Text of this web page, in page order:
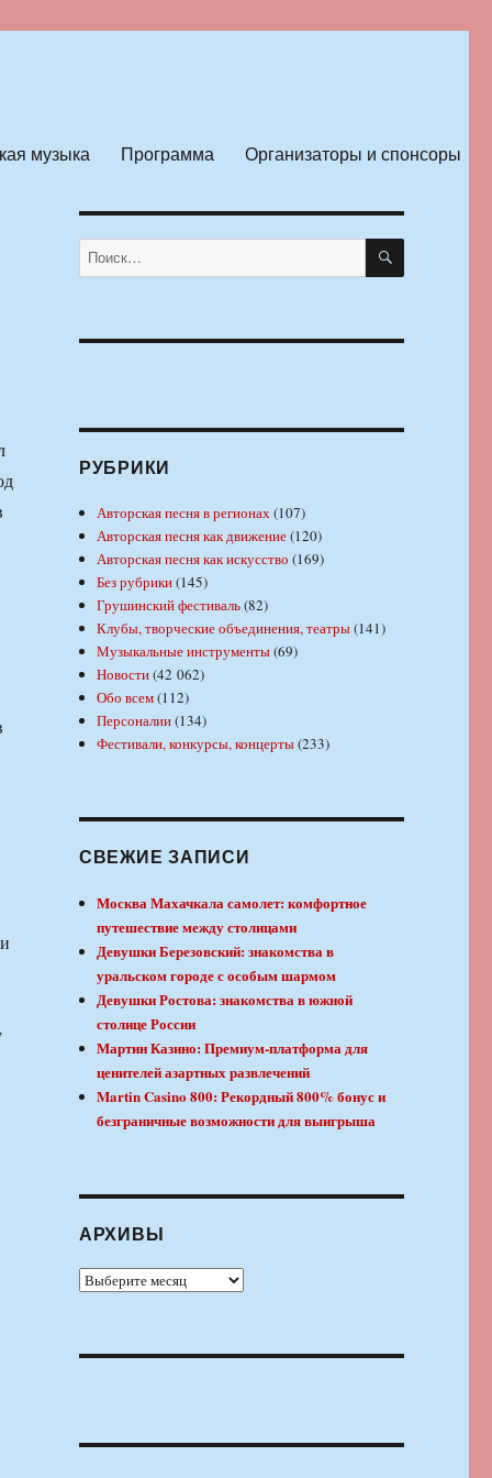
музыка Программа Организаторы и спонсоры
Искать: ПОИСК
РУБРИКИ
Авторская песня в регионах(107)
Авторская песня как движение(120)
Авторская песня как искусство (169)
Без рубрики(145)
Грушинский фестиваль(82)
Клубы, творческие объединения, театры(141)
Музыкальные инструменты(69)
Новости(42 062)
Обо всем(112)
Персоналии(134)
Фестивали, конкурсы, концерты(233)
СВЕЖИЕ ЗАПИСИ
Москва Махачкала самолет: комфортное
путешествие между столицами
Девушки Березовский: знакомства в
уральском городе с особым шармом
Девушки Ростова: знакомства в южной
столице России
Мартин Казино: Премиум-платформа для
ценителей азартных развлечений
Martin Casino 800: Рекордный 800% бонус и
безграничные возможности для выигрыша
АРХИВЫ
Архивы